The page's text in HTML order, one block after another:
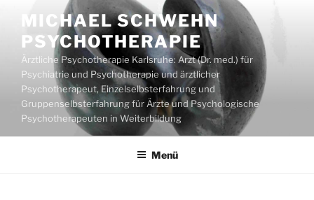
Inhalt
springen
MICHAEL SCHWEHN
PSYCHOTHERAPIE
Ärztliche Psychotherapie Karlsruhe: Arzt (Dr. med.) für
Psychiatrie und Psychotherapie und ärztlicher
Psychotherapeut, Einzelselbsterfahrung und
Gruppenselbsterfahrung für Ärzte und Psychologische
Psychotherapeuten in Weiterbildung
Menü